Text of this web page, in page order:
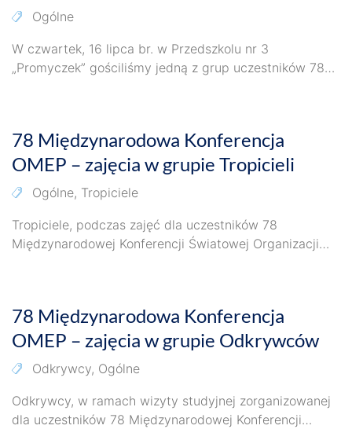
Ogólne
W czwartek, 16 lipca br. w Przedszkolu nr 3
„Promyczek” gościliśmy jedną z grup uczestników 78
78 Międzynarodowa Konferencja
OMEP – zajęcia w grupie Tropicieli
Ogólne, Tropiciele
Tropiciele, podczas zajęć dla uczestników 78
Międzynarodowej Konferencji Światowej Organizacji
78 Międzynarodowa Konferencja
OMEP – zajęcia w grupie Odkrywców
Odkrywcy, Ogólne
Odkrywcy, w ramach wizyty studyjnej zorganizowanej
dla uczestników 78 Międzynarodowej Konferencji